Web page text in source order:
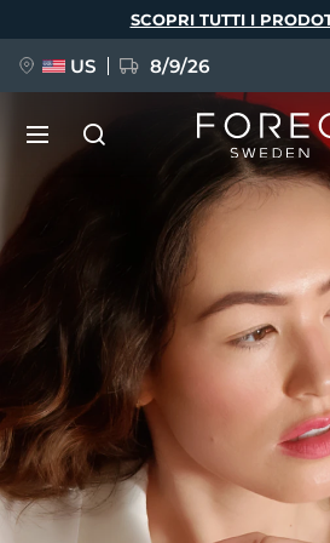
SCOPRI TUTTI I
US 8/9/26
I
FAQ™ Pure Beauty-Tech
BREAKING NEWS
issa™ Teeth Whitening Set
Lingua
English Deutsch
Français
Polski
Svenska
Türkçe
简体中文